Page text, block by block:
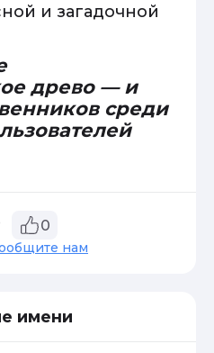
и загадочной
древо — и
среди
0
нам
имени